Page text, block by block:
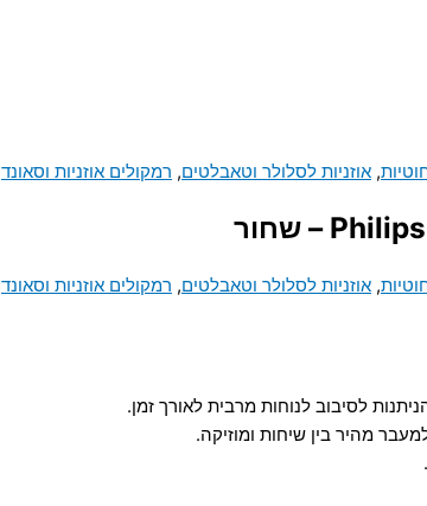
, אוזניות לסלולר וטאבלטים, רמקולים אוזניות וסאונד
, אוזניות לסלולר וטאבלטים, רמקולים אוזניות וסאונד
לסיבוב לנוחות מרבית לאורך זמן.
מהיר בין שיחות ומוזיקה.